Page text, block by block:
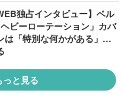
独占インタビュー】ベル
ビーローテーション」カバ
は「特別な何かがある」…
と見る